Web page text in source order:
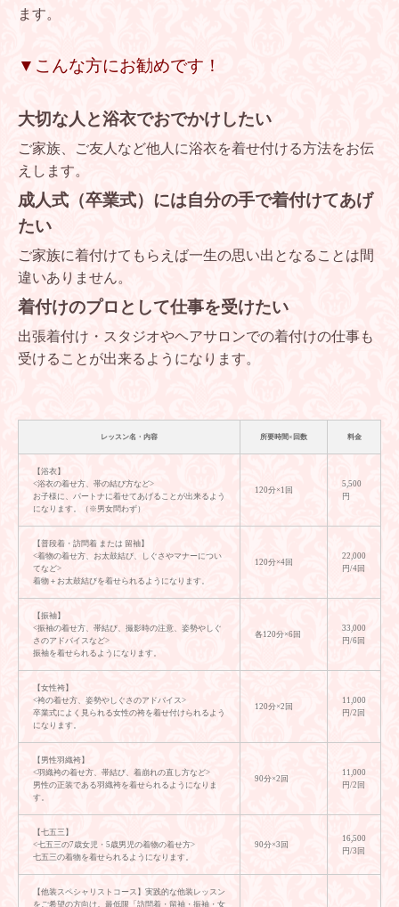
ます。
▼こんな方にお勧めです！
大切な人と浴衣でおでかけしたい
ご家族、ご友人など他人に浴衣を着せ付ける方法をお伝
えします。
成人式（卒業式）には自分の手で着付けてあげ
たい
ご家族に着付けてもらえば一生の思い出となることは間
違いありません。
着付けのプロとして仕事を受けたい
出張着付け・スタジオやヘアサロンでの着付けの仕事も
受けることが出来るようになります。
レッスン名・内容 所要時間×回数 料金
【浴衣】
<浴衣の着せ方、帯の結び方など>
お子様に、パートナに着せてあげることが出来るよう
になります。（※男女問わず）
120分×1回
5,500
円
【普段着・訪問着 または 留袖】
<着物の着せ方、お太鼓結び、しぐさやマナーについ
てなど>
着物＋お太鼓結びを着せられるようになります。
120分×4回
22,000
円/4回
【振袖】
<振袖の着せ方、帯結び、撮影時の注意、姿勢やしぐ
さのアドバイスなど>
振袖を着せられるようになります。
各120分×6回
33,000
円/6回
【女性袴】
<袴の着せ方、姿勢やしぐさのアドバイス>
卒業式によく見られる女性の袴を着せ付けられるよう
になります。
120分×2回
11,000
円/2回
【男性羽織袴】
<羽織袴の着せ方、帯結び、着崩れの直し方など>
男性の正装である羽織袴を着せられるようになりま
す。
90分×2回
11,000
円/2回
【七五三】
<七五三の7歳女児・5歳男児の着物の着せ方>
七五三の着物を着せられるようになります。
90分×3回
16,500
円/3回
【他装スペシャリストコース】実践的な他装レッスン
をご希望の方向け。最低限「訪問着・留袖・振袖・女